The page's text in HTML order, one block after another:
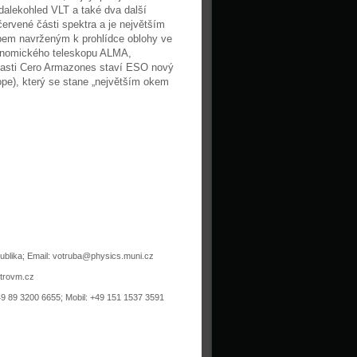
VLT a také dva další
části spektra a je největším
navrženým k prohlídce oblohy ve
teleskopu ALMA,
Cero Armazones staví ESO nový
který se stane „největším okem
Email: votruba@physics.muni.cz
89 3200 6655; Mobil: +49 151 1537 3591